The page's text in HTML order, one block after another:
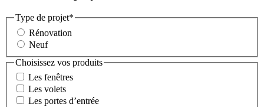
Type de projet*
Rénovation
Neuf
Choisissez vos produits
Les fenêtres
Les volets
Les portes d’entrée